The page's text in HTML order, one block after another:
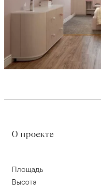
О проекте
Площадь
Высота